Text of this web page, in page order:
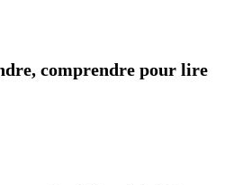
comprendre pour lire